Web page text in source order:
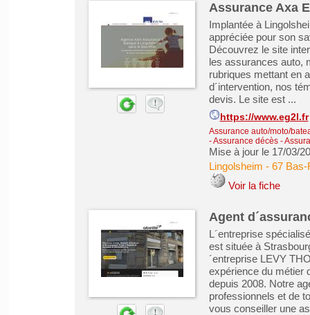
Assurance Axa
Implantée à
appréciée pour son
Découvrez le site
les assurances auto,
rubriques mettant en
d´intervention, nos
devis. Le site est ...
https://www.eg2l.fr
Assurance auto/moto/
- Assurance décès-
Mise à jour le 17/03/
Lingolsheim - 67 Bas-
Voir la fiche
Agent
L´entreprise
est située à
´entreprise LEVY
expérience du métier
depuis 2008. Notre
professionnels et de
vous conseiller une